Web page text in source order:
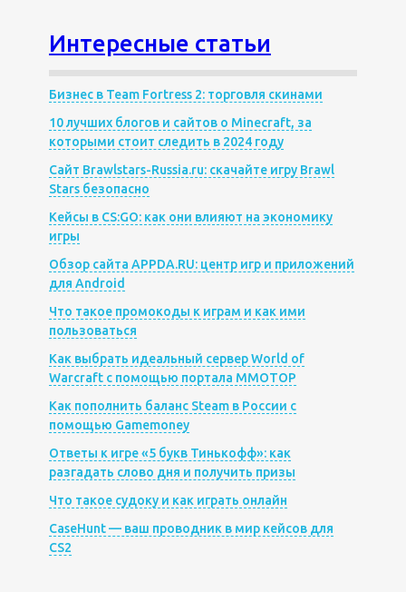
Интересные статьи
Бизнес в Team Fortress 2: торговля скинами
10 лучших блогов и сайтов о Minecraft, за
которыми стоит следить в 2024 году
Сайт Brawlstars-Russia.ru: скачайте игру Brawl
Stars безопасно
Кейсы в CS:GO: как они влияют на экономику
игры
Обзор сайта APPDA.RU: центр игр и приложений
для Android
Что такое промокоды к играм и как ими
пользоваться
Как выбрать идеальный сервер World of
Warcraft с помощью портала MMOTOP
Как пополнить баланс Steam в России с
помощью Gamemoney
Ответы к игре «5 букв Тинькофф»: как
разгадать слово дня и получить призы
Что такое судоку и как играть онлайн
CaseHunt — ваш проводник в мир кейсов для
CS2